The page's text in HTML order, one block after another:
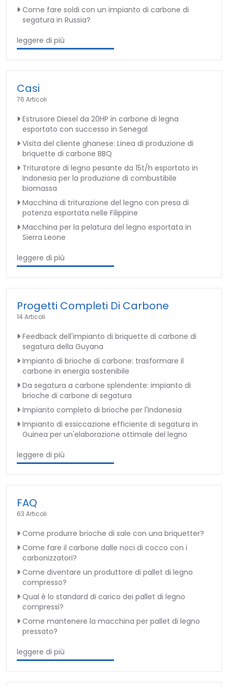
Come fare soldi con un impianto di carbone di
segatura in Russia?
leggere di più
Casi
76 Articoli
Estrusore Diesel da 20HP in carbone di legna
esportato con successo in Senegal
Visita del cliente ghanese: Linea di produzione di
briquette di carbone BBQ
Trituratore di legno pesante da 15t/h esportato in
Indonesia per la produzione di combustibile
biomassa
Macchina di triturazione del legno con presa di
potenza esportata nelle Filippine
Macchina per la pelatura del legno esportata in
Sierra Leone
leggere di più
Progetti Completi Di Carbone
14 Articoli
Feedback dell'impianto di briquette di carbone di
segatura della Guyana
Impianto di brioche di carbone: trasformare il
carbone in energia sostenibile
Da segatura a carbone splendente: impianto di
brioche di carbone di segatura
Impianto completo di brioche per l'Indonesia
Impianto di essiccazione efficiente di segatura in
Guinea per un'elaborazione ottimale del legno
leggere di più
FAQ
63 Articoli
Come produrre brioche di sale con una briquetter?
Come fare il carbone dalle noci di cocco con i
carbonizzatori?
Come diventare un produttore di pallet di legno
compresso?
Qual è lo standard di carico dei pallet di legno
compressi?
Come mantenere la macchina per pallet di legno
pressato?
leggere di più